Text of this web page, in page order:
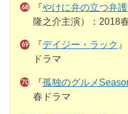
『やけに弁の立つ弁
隆之介主演）：2018
『デイジー・ラック
ドラマ
『孤独のグルメ
春ドラマ